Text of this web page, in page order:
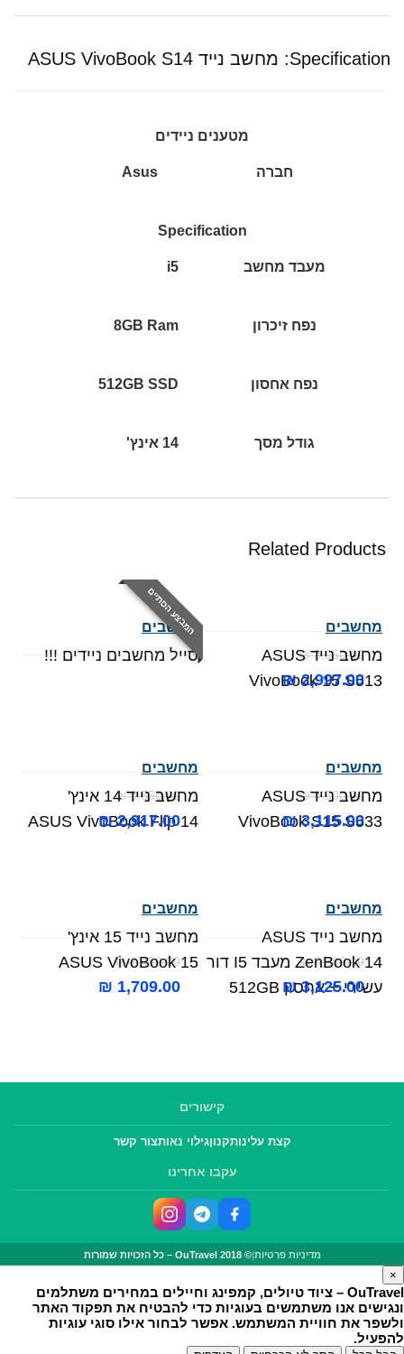
Specification: מחשב נייד ASUS VivoBook S14
מטענים ניידים
חברה Asus
Specification
מעבד מחשב i5
נפח זיכרון 8GB Ram
נפח אחסון 512GB SSD
גודל מסך 14 אינץ'
Related Products
מחשבים
מחשב נייד ASUS
VivoBook 15 S513
₪3,650.00
₪2,997.00
המבצע הסתיים
מחשבים
סייל מחשבים ניידים !!!
מחשבים
מחשב נייד ASUS
VivoBook S15 S533
₪4,500.00
₪3,115.00
מחשבים
מחשב נייד 14 אינץ'
ASUS VivoBook Flip 14
₪3,850.00
₪2,917.00
מחשבים
מחשב נייד ASUS
ZenBook 14 מעבד I5 דור
עשירי + אחסון 512GB
₪3,800.00
₪3,125.00
מחשבים
מחשב נייד 15 אינץ'
ASUS VivoBook 15
₪2,450.00
₪ 1,709.00
קישורים
קצת עלינותקנוןגילוי נאותצור קשר
עקבו אחרינו
מדיניות פרטיות|© OuTravel 2018 – כל הזכויות שמורות
×
OuTravel – ציוד טיולים, קמפינג וחיילים במחירים משתלמים
ונגישים אנו משתמשים בעוגיות כדי להבטיח את תפקוד האתר
ולשפר את חוויית המשתמש. אפשר לבחור אילו סוגי עוגיות
להפעיל.